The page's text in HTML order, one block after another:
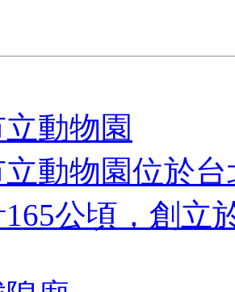
動物園
立動物園位於
公頃，創立